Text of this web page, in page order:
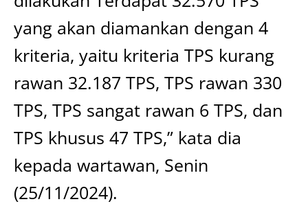
yang akan diamankan dengan 4
kriteria, yaitu kriteria TPS kurang
rawan 32.187 TPS, TPS rawan 330
TPS, TPS sangat rawan 6 TPS, dan
TPS khusus 47 TPS,” kata dia
kepada wartawan, Senin
(25/11/2024).